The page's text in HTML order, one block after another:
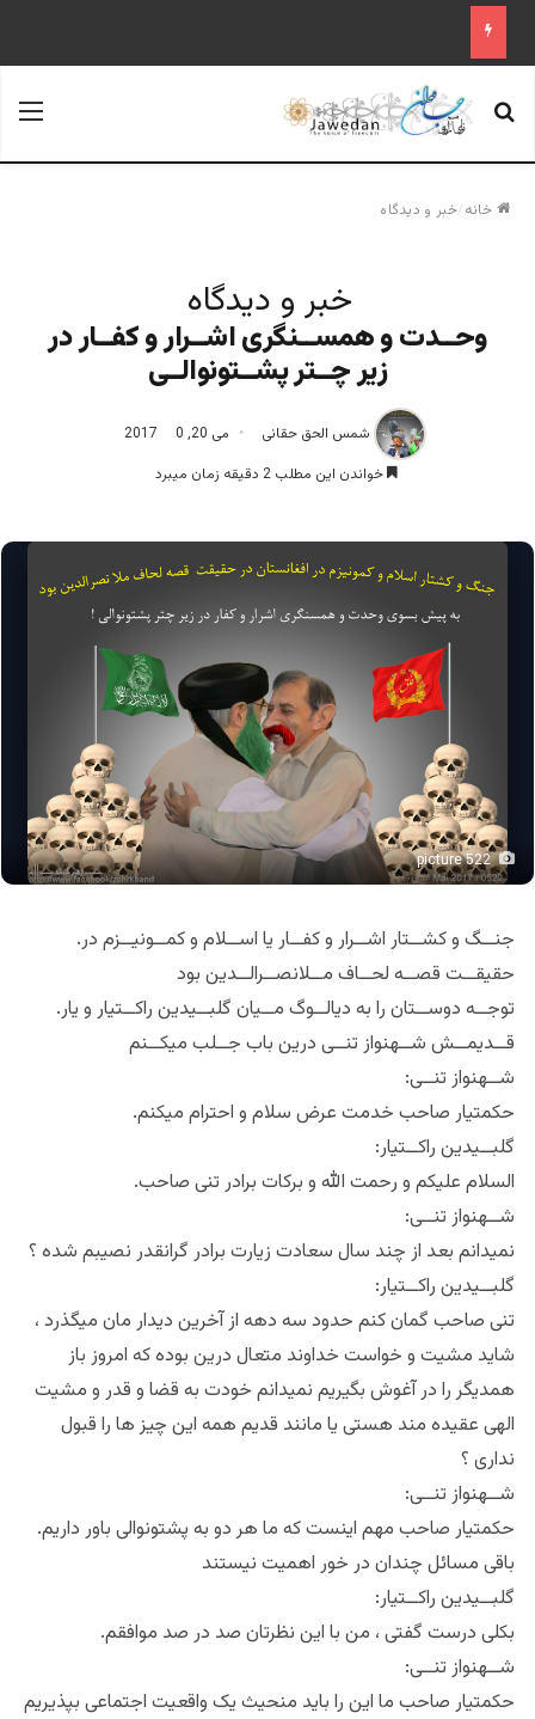
جستجو برای
خانه/خبر و دیدگاه
خبر و دیدگاه
وحــدت و همســنگری اشــرار و کفــار در
زیر چــتر پشــتونوالــی
شمس الحق حقانی می 20, 2017
0
خواندن این مطلب 2 دقیقه زمان میبرد
picture 522
.جنــگ و کشــتار اشــرار و کفــار یا اســلام و کمــونیــزم در
حقیقــت قصــه لحــاف مــلانصــرالــدین بود
.توجــه دوســتان را به دیالــوگ مــیان گلبــیدین راکــتیار و یار
قــدیمــش شــهنواز تنــی درین باب جــلب میکــنم
:شــهنواز تنــی
.حکمتیار صاحب خدمت عرض سلام و احترام میکنم
:گلبــیدین راکــتیار
.السلام علیکم و رحمت الله و برکات برادر تنی صاحب
:شــهنواز تنــی
نمیدانم بعد از چند سال سعادت زیارت برادر گرانقدر نصیبم شده ؟
:گلبــیدین راکــتیار
تنی صاحب گمان کنم حدود سه دهه از آخرین دیدار مان میگذرد ،
شاید مشیت و خواست خداوند متعال درین بوده که امروز باز
همدیگر را در آغوش بگیریم نمیدانم خودت به قضا و قدر و مشیت
الهی عقیده مند هستی یا مانند قدیم همه این چیز ها را قبول
نداری ؟
:شــهنواز تنــی
.حکمتیار صاحب مهم اینست که ما هر دو به پشتونوالی باور داریم
باقی مسائل چندان در خور اهمیت نیستند
:گلبــیدین راکــتیار
.بکلی درست گفتی ، من با این نظرتان صد در صد موافقم
:شــهنواز تنــی
حکمتیار صاحب ما این را باید منحیث یک واقعیت اجتماعی بپذیریم